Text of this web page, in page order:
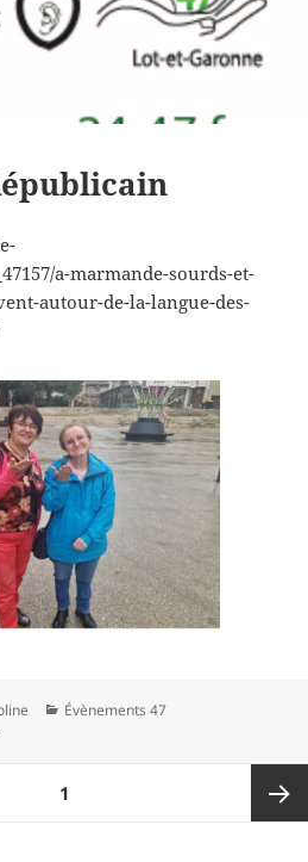
a-marmande-sourds-et-
autour-de-la-langue-des-
Catégories
Évènements 47
1